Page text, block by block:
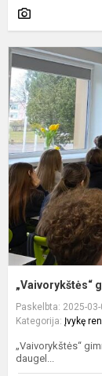
„Vaivorykštės“
Paskelbta: 2025-
Kategorija: Įvykę
„Vaivorykštės“
daugel...